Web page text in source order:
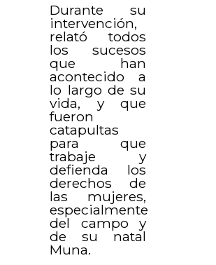
Durante su
intervención,
relató todos
los sucesos
que han
acontecido a
lo largo de su
vida, y que
fueron
catapultas
para que
trabaje y
defienda los
derechos de
las mujeres,
especialmente
del campo y
de su natal
Muna.